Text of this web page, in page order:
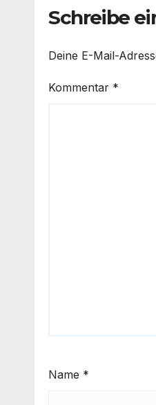
Schreibe
Deine E-Mail-
Kommentar *
Name *